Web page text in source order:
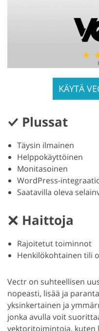
KÄYTÄ
Plussat
Täysin ilmainen
Helppokäyttöinen
Monitasoinen
WordPress-
Saatavilla oleva
Haittoja
Rajoitetut toiminnot
Henkilökohtainen tili
Vectr on suhteellisen
nopeasti, lisää ja
yksinkertainen ja
jonka avulla voit
vektoritoimintoja, kuten